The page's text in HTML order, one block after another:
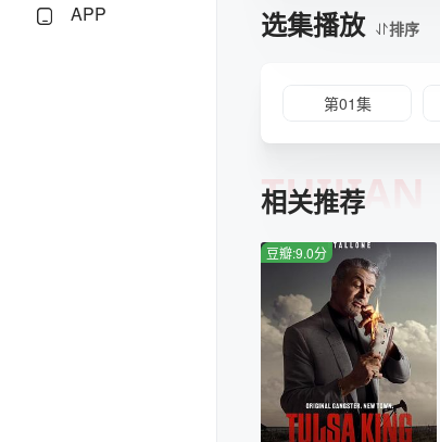
APP
选集播放 排序
第01集
相关推荐
TUIJIAN
豆瓣:9.0分